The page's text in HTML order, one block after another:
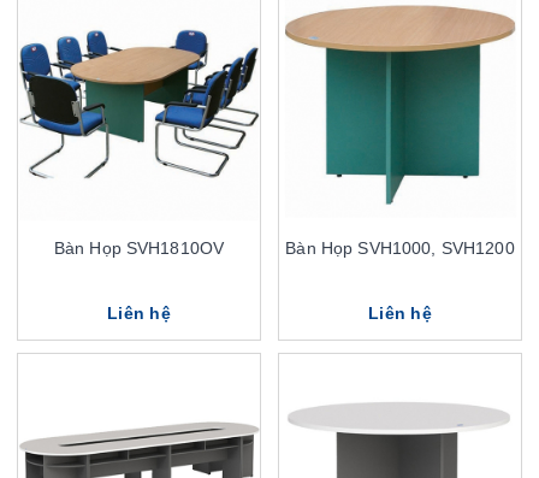
Bàn Họp SVH1810OV
Liên hệ
Bàn Họp SVH1000, SVH1200
Liên hệ